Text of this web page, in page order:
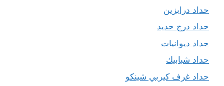
حداد درابزين
حداد درج حديد
حداد ديوانيات
حداد شبابيك
حداد غرف كيربي شينكو